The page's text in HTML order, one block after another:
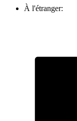
À l'étranger: